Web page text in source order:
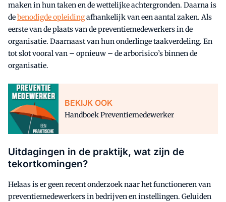
maken in hun taken en de wettelijke achtergronden. Daarna is
debenodigde opleidingafhankelijk van een aantal zaken. Als
eerste van de plaats van de preventiemedewerkers in de
organisatie. Daarnaast van hun onderlinge taakverdeling. En
tot slot vooral van – opnieuw – de arborisico’s binnen de
organisatie.
BEKIJK OOK
Handboek Preventiemedewerker
Uitdagingen in de praktijk, wat zijn de
tekortkomingen?
Helaas is er geen recent onderzoek naar het functioneren van
preventiemedewerkers in bedrijven en instellingen. Geluiden